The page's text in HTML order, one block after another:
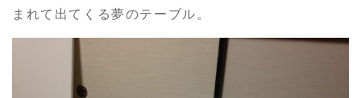
まれて出てくる夢のテーブル。